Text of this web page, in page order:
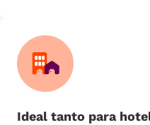
Ideal tanto para